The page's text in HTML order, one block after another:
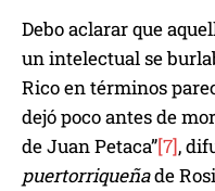
Debo aclarar que
un intelectual se
Rico en términos
dejó poco antes de
de Juan Petaca”[7],
puertorriqueñade